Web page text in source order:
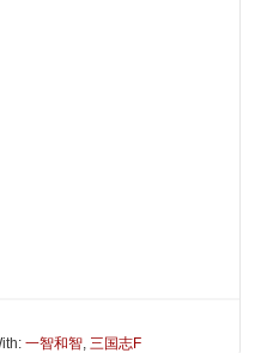
一智和智,三国志F